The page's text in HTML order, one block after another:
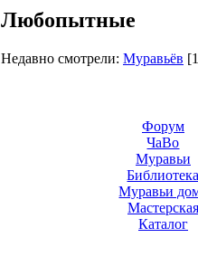
Любопытные
Недавно смотрели: Муравьёв
Форум
ЧаВо
Муравьи
Муравьи
Мастерская
Каталог